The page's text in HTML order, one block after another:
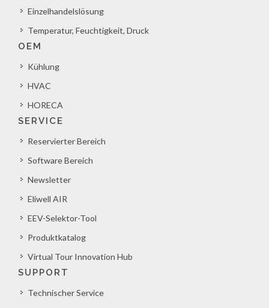
Einzelhandelslösung
Temperatur, Feuchtigkeit, Druck
OEM
Kühlung
HVAC
HORECA
SERVICE
Reservierter Bereich
Software Bereich
Newsletter
Eliwell AIR
EEV-Selektor-Tool
Produktkatalog
Virtual Tour Innovation Hub
SUPPORT
Technischer Service